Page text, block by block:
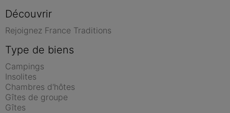
Découvrir
Rejoignez France Traditions
Type de biens
Campings
Insolites
Chambres d'hôtes
Gîtes de groupe
Gîtes